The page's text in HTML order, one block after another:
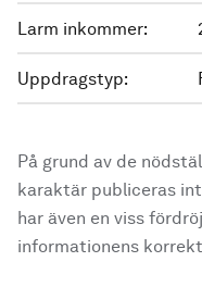
Larm inkommer:
Uppdragstyp:
På grund av de
karaktär publiceras
har även en viss
informationens